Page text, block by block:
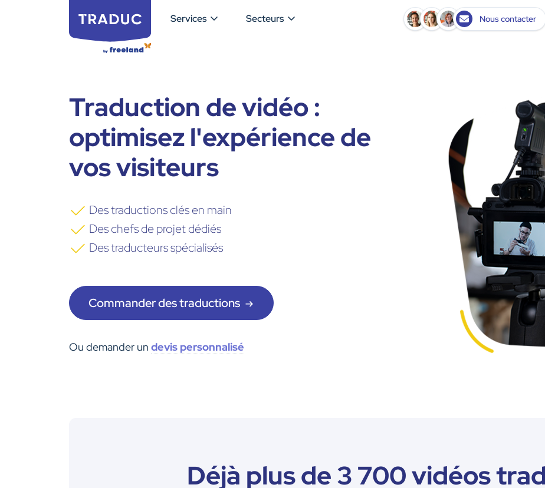
Services Secteurs Nous contacter
Traduction de vidéo :
optimisez l'expérience de
vos visiteurs
Des traductions clés en main
Des chefs de projet dédiés
Des traducteurs spécialisés
Commander des traductions
Ou demander un devis personnalisé
Déjà plus de 3 700 vidéos